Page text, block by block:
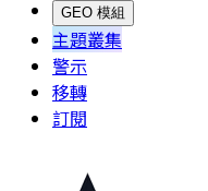
GEO 模組
主題叢集
警示
移轉
訂閱